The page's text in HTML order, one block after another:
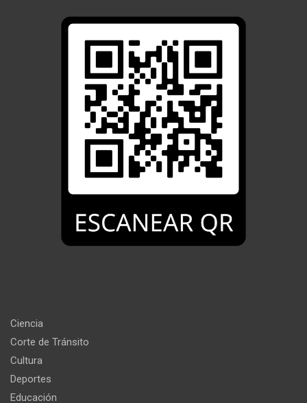
Ciencia
Corte de Tránsito
Cultura
Deportes
Educación